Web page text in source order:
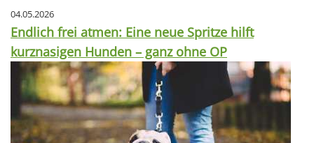
04.05.2026
Endlich frei atmen: Eine neue Spritze hilft
kurznasigen Hunden – ganz ohne OP